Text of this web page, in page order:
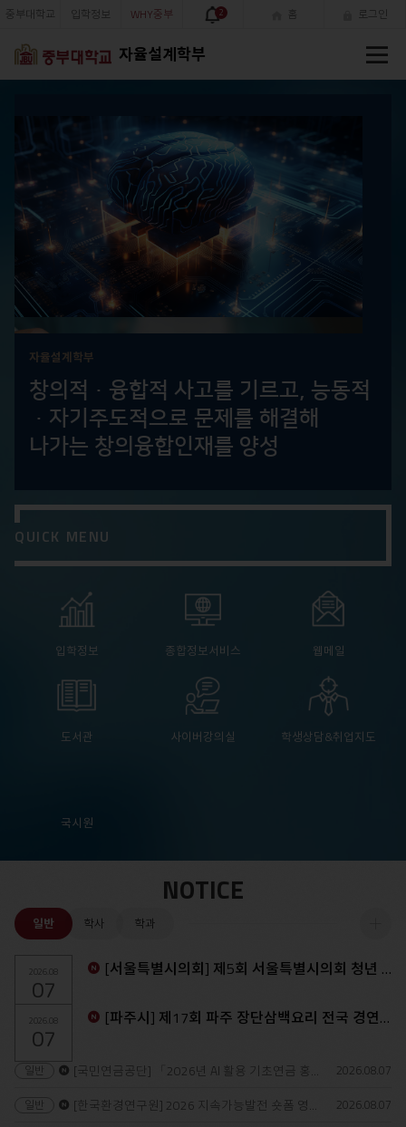
자율설계학부
중부대학교 입학정보 WHY중부 2 홈 로그인
자율설계학부
창의적·융합적 사고를 기르고, 능동적
·자기주도적으로 문제를 해결해
나가는 창의융합인재를 양성
QUICK MENU
입학정보 종합정보서비스 웹메일
도서관 사이버강의실 학생상담&취업지도
국시원
NOTICE
일반
2026.08
07
[서울특별시의회] 제5회 서울특별시의회 청년 학술논문 공모전 안내
2026.08
07
[파주시] 제17회 파주 장단삼백요리 전국 경연대회 안내
2026.0807
[국민연금공단] 「2026년 AI 활용 기초연금 홍보 콘텐츠 공모전」 안..
2026.0807
[한국환경연구원] 2026 지속가능발전 숏폼 영상공모전 안내
기
학사 학과